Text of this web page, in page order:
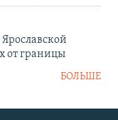
от границы
БОЛЬШЕ